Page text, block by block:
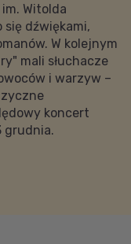
Witolda
się dźwiękami,
W kolejnym
mali słuchacze
i warzyw –
koncert
grudnia.